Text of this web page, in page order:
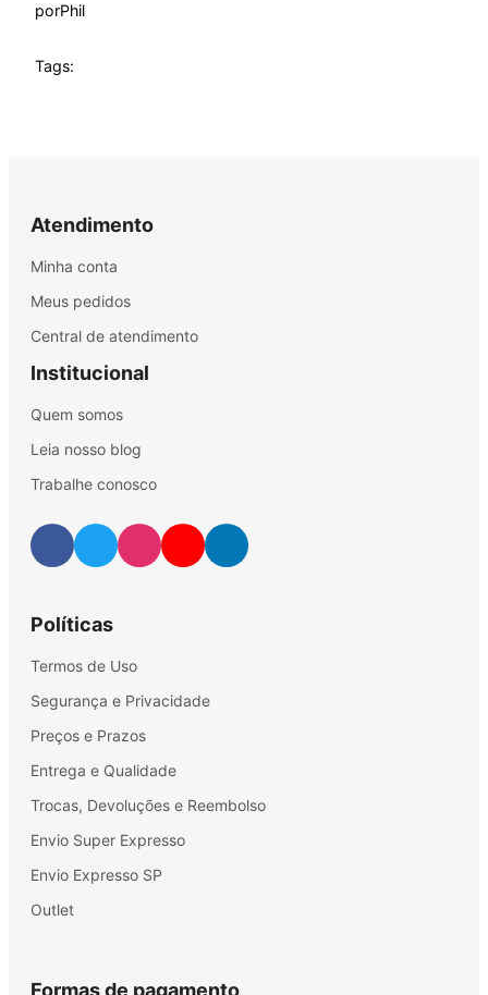
porPhil
Tags:
Atendimento
Minha conta
Meus pedidos
Central de atendimento
Institucional
Quem somos
Leia nosso blog
Trabalhe conosco
Políticas
Termos de Uso
Segurança e Privacidade
Preços e Prazos
Entrega e Qualidade
Trocas, Devoluções e Reembolso
Envio Super Expresso
Envio Expresso SP
Outlet
Formas de pagamento